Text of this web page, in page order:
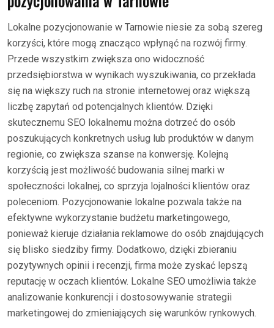
Lokalne pozycjonowanie w Tarnowie niesie za sobą szereg
korzyści, które mogą znacząco wpłynąć na rozwój firmy.
Przede wszystkim zwiększa ono widoczność
przedsiębiorstwa w wynikach wyszukiwania, co przekłada
się na większy ruch na stronie internetowej oraz większą
liczbę zapytań od potencjalnych klientów. Dzięki
skutecznemu SEO lokalnemu można dotrzeć do osób
poszukujących konkretnych usług lub produktów w danym
regionie, co zwiększa szanse na konwersję. Kolejną
korzyścią jest możliwość budowania silnej marki w
społeczności lokalnej, co sprzyja lojalności klientów oraz
poleceniom. Pozycjonowanie lokalne pozwala także na
efektywne wykorzystanie budżetu marketingowego,
ponieważ kieruje działania reklamowe do osób znajdujących
się blisko siedziby firmy. Dodatkowo, dzięki zbieraniu
pozytywnych opinii i recenzji, firma może zyskać lepszą
reputację w oczach klientów. Lokalne SEO umożliwia także
analizowanie konkurencji i dostosowywanie strategii
marketingowej do zmieniających się warunków rynkowych.